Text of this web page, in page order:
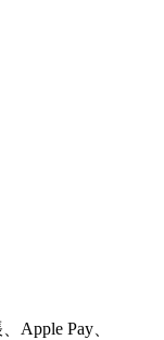
Apple Pay、